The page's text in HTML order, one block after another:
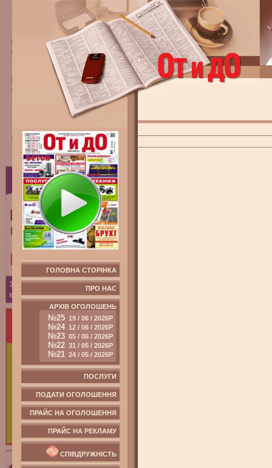
ГОЛОВНА СТОРІНКА
ПРО НАС
АРХІВ ОГОЛОШЕНЬ
№25 19 / 06 / 2026Р
№24 12 / 06 / 2026Р
№23 05 / 06 / 2026Р
№22 31 / 05 / 2026Р
№21 24 / 05 / 2026Р
ПОСЛУГИ
ПОДАТИ ОГОЛОШЕННЯ
ПРАЙС НА ОГОЛОШЕННЯ
ПРАЙС НА РЕКЛАМУ
СПІВДРУЖНІСТЬ